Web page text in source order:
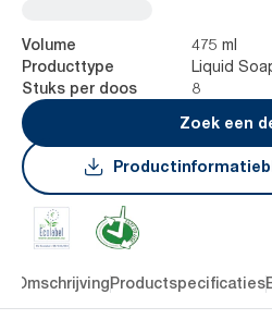
Volume 475 ml
Producttype Liquid
Stuks per doos
8
Zoek een
OmschrijvingProductspecificaties